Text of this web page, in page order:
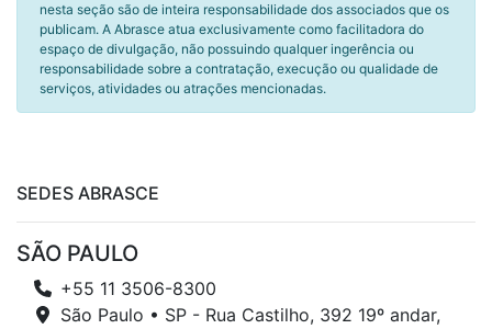
nesta seção são de inteira responsabilidade dos associados que os
publicam. A Abrasce atua exclusivamente como facilitadora do
espaço de divulgação, não possuindo qualquer ingerência ou
responsabilidade sobre a contratação, execução ou qualidade de
serviços, atividades ou atrações mencionadas.
SEDES ABRASCE
SÃO PAULO
+55 11 3506-8300
São Paulo • SP - Rua Castilho, 392 19º andar,